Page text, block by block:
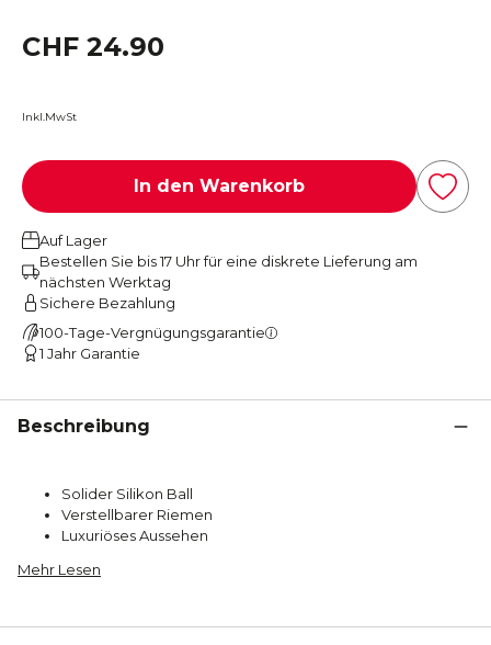
CHF 24.90
Inkl.MwSt
In den Warenkorb
Auf Lager
Bestellen Sie bis 17 Uhr für eine diskrete Lieferung am
nächsten Werktag
Sichere Bezahlung
100-Tage-Vergnügungsgarantie
1 Jahr Garantie
Beschreibung
Solider Silikon Ball
Verstellbarer Riemen
Luxuriöses Aussehen
Mehr Lesen